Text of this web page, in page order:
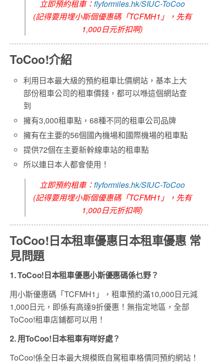
立即預約租車： flyformiles.hk/SIUC-ToCoo
(記得要用埋小斯個優惠碼「TCFMH1」，先有
1,000日元折扣啊)
ToCoo!介紹
利用日本最大級的預約租車比價網站，基本上大
部份租車公司的租車價錢，都可以喺這個網站查
到
擁有3,000租車點，68種不同的租車公司品牌
擁有在主要的56個國內機場和國際機場的租車點
提供72個在主要新幹線車站的租車點
所以連日本人都會使用！
立即預約租車：flyformiles.hk/SIUC-ToCoo
(記得要用埋小斯個優惠碼「TCFMH1」，先有
1,000日元折扣啊)
ToCoo!日本租車優惠日本租車優惠 常
見問題
1. ToCoo!日本租車優惠小斯優惠碼係乜野？
用小斯優惠碼「TCFMH1」，租車預約滿10,000日元減
1,000日元，即係有高達9折優惠！無指定地區，全部
ToCoo!租車店鋪都可以用！
2. 用ToCoo!日本租車有咩好處？
ToCoo!係全日本最大規模既自駕租車格價同預約網站！